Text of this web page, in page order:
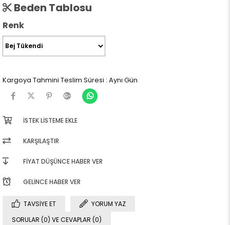
Beden Tablosu
Renk
Kargoya Tahmini Teslim Süresi : Aynı Gün
İSTEK LISTEME EKLE
KARŞILAŞTIR
FIYAT DÜŞÜNCE HABER VER
GELINCE HABER VER
TAVSIYE ET
YORUM YAZ
SORULAR (0) VE CEVAPLAR (0)